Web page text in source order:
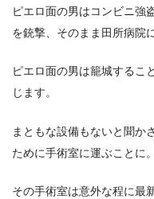
ピエロ面の男はコンビニ強
を銃撃、そのまま田所病院
ピエロ面の男は籠城するこ
じます。
まともな設備もないと聞か
ために手術室に運ぶことに。
その手術室は意外な程に最